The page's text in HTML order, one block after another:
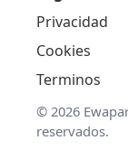
Privacidad
Cookies
Terminos
© 2026
reservados.